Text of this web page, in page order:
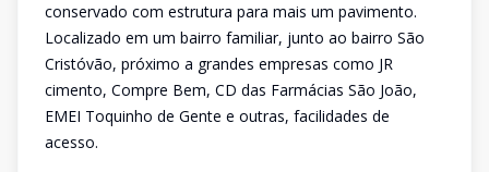
conservado com estrutura para mais um pavimento.
Localizado em um bairro familiar, junto ao bairro São
Cristóvão, próximo a grandes empresas como JR
cimento, Compre Bem, CD das Farmácias São João,
EMEI Toquinho de Gente e outras, facilidades de
acesso.